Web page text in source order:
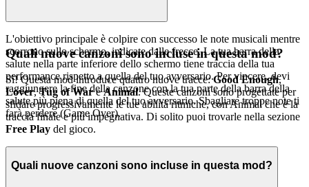
L'obiettivo principale è colpire con successo le note musicali mentre
scorrono sullo schermo, indicate dalle frecce. La tua barra della
salute nella parte inferiore dello schermo tiene traccia della tua
performance rispetto a quella del tuo avversario. Per vincere, devi
raggiungere la fine della canzone con la tua parte della barra della
salute più piena di quella del tuo avversario. Sbagliare troppe note ti
farà perdere (Game Over).
Quali nuove canzoni sono incluse in questa mod?
Sì! Questa mod introduce quattro nuove tracce:Good Enough,
Lover,Tug of WareAnimal. Queste canzoni sono progettate per
sfidare progressivamente le tue abilità ritmiche, con Animal che è la
traccia finale e più impegnativa. Di solito puoi trovarle nella sezione
Free Play del gioco.
Quali nuove canzoni sono incluse in questa mod?